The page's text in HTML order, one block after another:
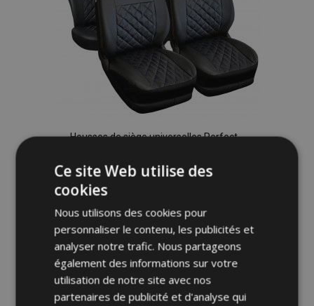
Housses de siège universelles Perfect
adaptées pour AUDI Q3
Ajouter Au Panier
Ajouter
à la
liste
Ce site Web utilise des
cookies
Nous utilisons des cookies pour
personnaliser le contenu, les publicités et
analyser notre trafic. Nous partageons
également des informations sur votre
utilisation de notre site avec nos
partenaires de publicité et d'analyse qui